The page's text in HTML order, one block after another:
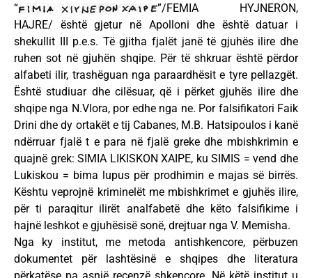
“
”/FEMIA HYJNERON,
HAJRE/ është gjetur në Apolloni dhe është datuar i
shekullit III p.e.s. Të gjitha fjalët janë të gjuhës ilire dhe
ruhen sot në gjuhën shqipe. Për të shkruar është përdor
alfabeti ilir, trashëguan nga paraardhësit e tyre pellazgët.
Është studiuar dhe cilësuar, që i përket gjuhës ilire dhe
shqipe nga N.Vlora, por edhe nga ne. Por falsifikatori Faik
Drini dhe dy ortakët e tij Cabanes, M.B. Hatsipoulos i kanë
ndërruar fjalë t e para në fjalë greke dhe mbishkrimin e
quajnë grek: SIMIA LIKISKON XAIPE, ku SIMIS = vend dhe
Lukiskou = bima lupus për prodhimin e majas së birrës.
Kështu veprojnë kriminelët me mbishkrimet e gjuhës ilire,
për ti paraqitur ilirët analfabetë dhe këto falsifikime i
hajnë leshkot e gjuhësisë sonë, drejtuar nga V. Memisha.
Nga ky institut, me metoda antishkencore, përbuzen
dokumentet për lashtësinë e shqipes dhe literatura